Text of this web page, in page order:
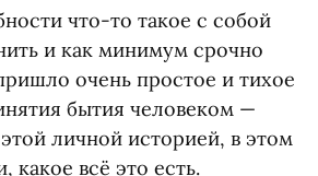
что-то такое с собой
и как минимум срочно
очень простое и тихое
бытия человеком —
личной историей, в этом
какое всё это есть.